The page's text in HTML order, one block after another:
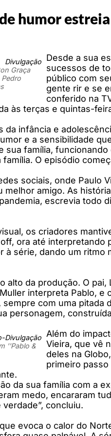
humor
Divulgação
Graça
Pedro
Desde a sua
sucessos de
público com
gente rir e se
conferido na
às terças e quintas-
da infância e
e a sensibilidade
sua família,
O episódio
sociais, onde Paulo
melhor amigo. As
escrevia todo
os criadores
ora até
à série, dando um
alto da produção. O
interpreta Pablo,
com uma
personagem,
Divulgação
''Pablo &
Além do
Vieira, que vê
deles na
primeiro
da sua família com a
medo, encararam
concluiu.
evoca o calor do